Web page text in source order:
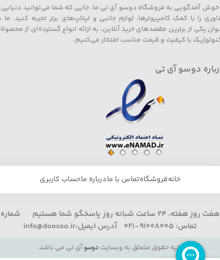
خوش آمدگویی به فروشگاه دوسو آی تی ما، جایی که شما می‌توانید دنیایی
را با کمک کامپیوترها، لوازم جانبی و لپتاپ‌های برتر تجربه کنید. ما
یکی از برترین مقصدهای خرید آنلاین، به ارائه انواع گسترده‌ای از
با کیفیت و قیمت مناسب افتخار می‌کنیم.
دوسو آی تی
خانهفروشگاهتماس با مادرباره ماحساب کاربری
هفت روز هفته، 24 ساعت شبانه روز پاسخگو شما هستیم شماره
تماس: 91008005-021 آدرس ایمیل:info@doosoo.ir
کلیه حقوق متعلق به وبسایت دوسوآی تی می باشد.